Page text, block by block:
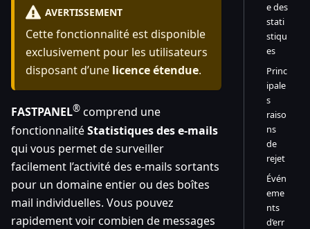
AVERTISSEMENT
Cette fonctionnalité est disponible
exclusivement pour les utilisateurs
disposant d’une licence étendue.
FASTPANEL® comprend une
fonctionnalitéStatistiques des e-mails
qui vous permet de surveiller
facilement l’activité des e-mails sortants
pour un domaine entier ou des boîtes
mail individuelles. Vous pouvez
rapidement voir combien de messages
e des
stati
stiqu
es
Princ
ipale
s
raiso
ns
de
rejet
Évén
eme
nts
d’err